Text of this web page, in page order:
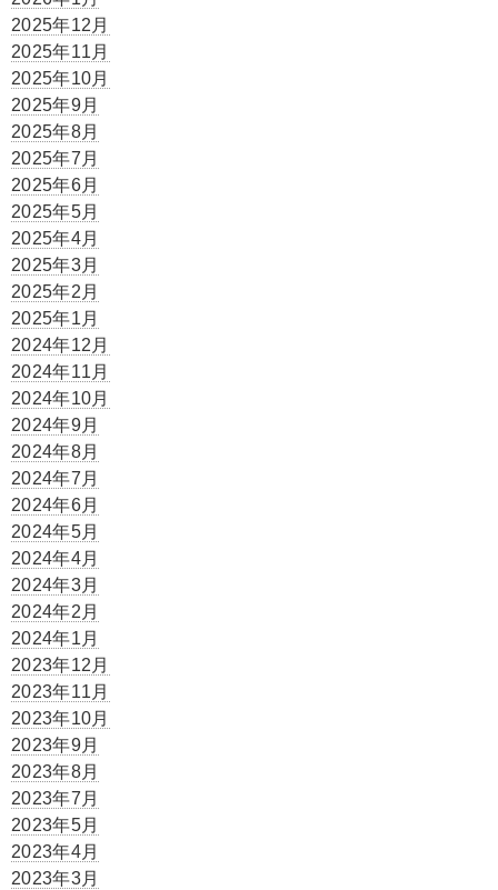
2025年12月
2025年11月
2025年10月
2025年9月
2025年8月
2025年7月
2025年6月
2025年5月
2025年4月
2025年3月
2025年2月
2025年1月
2024年12月
2024年11月
2024年10月
2024年9月
2024年8月
2024年7月
2024年6月
2024年5月
2024年4月
2024年3月
2024年2月
2024年1月
2023年12月
2023年11月
2023年10月
2023年9月
2023年8月
2023年7月
2023年5月
2023年4月
2023年3月